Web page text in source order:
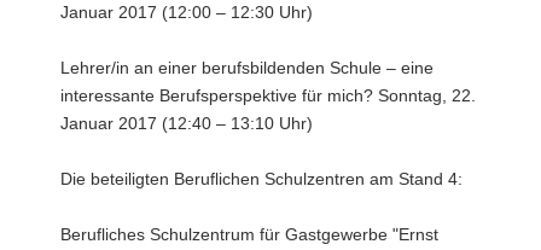
Januar 2017 (12:00 – 12:30 Uhr)
Lehrer/in an einer berufsbildenden Schule – eine
interessante Berufsperspektive für mich? Sonntag, 22.
Januar 2017 (12:40 – 13:10 Uhr)
Die beteiligten Beruflichen Schulzentren am Stand 4:
Berufliches Schulzentrum für Gastgewerbe "Ernst